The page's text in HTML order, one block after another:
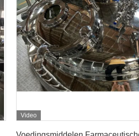
Video